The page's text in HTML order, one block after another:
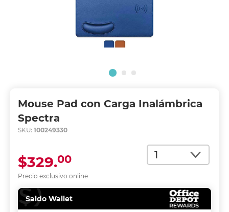
Mouse Pad con Carga Inalámbrica
Spectra
SKU: 100249330
Cantidad
Precio exclusivo online
$329.00
Saldo Wallet